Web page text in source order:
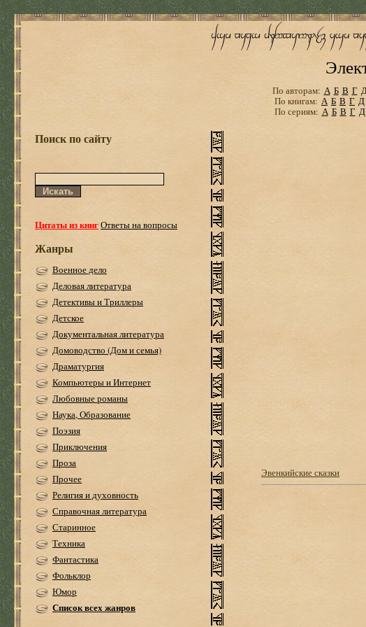
По авторам: А Б В Г
По книгам: А Б В Г Д
По сериям: А Б В Г Д
Поиск по сайту
Цитаты из книгОтветы на вопросы
Жанры
Военное дело
Деловая литература
Детективы и Триллеры
Детское
Документальная литература
Домоводство (Дом и семья)
Драматургия
Компьютеры и Интернет
Любовные романы
Наука, Образование
Поэзия
Приключения
Проза
Прочее
Религия и духовность
Справочная литература
Старинное
Техника
Фантастика
Фольклор
Юмор
Список всех жанров
Эвенкийские сказки